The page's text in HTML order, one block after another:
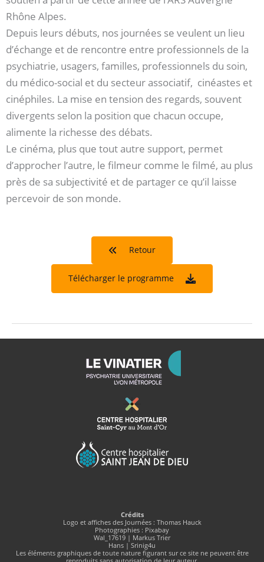
Rhône Alpes.
Depuis leurs débuts, nos journées se veulent un lieu
d’échange et de rencontre entre professionnels de la
psychiatrie, usagers, familles, professionnels du soin,
du médico-social et du secteur associatif, cinéastes et
cinéphiles. La mise en tension des regards, souvent
divergents selon la position que chacun occupe,
alimente la richesse des débats.
Le cinéma, plus que tout autre support, permet
d’approcher l’autre, le filmeur comme le filmé, au plus
près de sa subjectivité et de partager ce qu’il laisse
percevoir de son monde.
Retour
Télécharger le programme
Crédits
Logo et affiches des Journées : Thomas Hauck
Photographies : Pixabay
Wal_17619 | Markus Trier
Hans | Srinig4u
Les éléments graphiques de toute nature figurant sur ce site ne peuvent être